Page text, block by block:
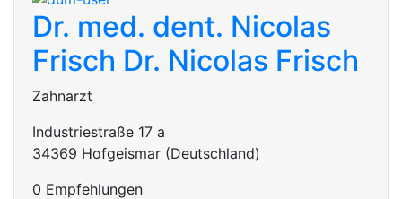
Dr. med. dent. Nicolas
Frisch Dr. Nicolas Frisch
Zahnarzt
Industriestraße 17 a
34369 Hofgeismar (Deutschland)
0 Empfehlungen